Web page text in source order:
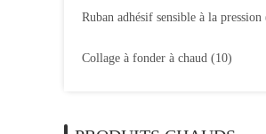
Ruban adhésif sensible à la pression
Collage à fonder à chaud (10)